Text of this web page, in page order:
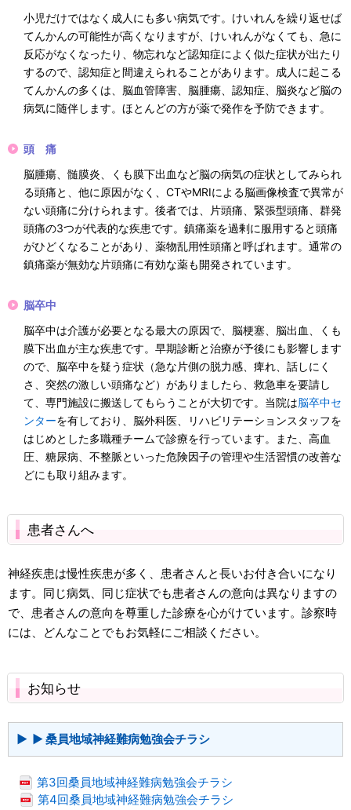
小児だけではなく成人にも多い病気です。けいれんを繰り返せば
てんかんの可能性が高くなりますが、けいれんがなくても、急に
反応がなくなったり、物忘れなど認知症によく似た症状が出たり
するので、認知症と間違えられることがあります。成人に起こる
てんかんの多くは、脳血管障害、脳腫瘍、認知症、脳炎など脳の
病気に随伴します。ほとんどの方が薬で発作を予防できます。
頭 痛
脳腫瘍、髄膜炎、くも膜下出血など脳の病気の症状としてみられ
る頭痛と、他に原因がなく、CTやMRIによる脳画像検査で異常が
ない頭痛に分けられます。後者では、片頭痛、緊張型頭痛、群発
頭痛の3つが代表的な疾患です。鎮痛薬を過剰に服用すると頭痛
がひどくなることがあり、薬物乱用性頭痛と呼ばれます。通常の
鎮痛薬が無効な片頭痛に有効な薬も開発されています。
脳卒中
脳卒中は介護が必要となる最大の原因で、脳梗塞、脳出血、くも
膜下出血が主な疾患です。早期診断と治療が予後にも影響します
ので、脳卒中を疑う症状（急な片側の脱力感、痺れ、話しにく
さ、突然の激しい頭痛など）がありましたら、救急車を要請し
て、専門施設に搬送してもらうことが大切です。当院は脳卒中セ
ンターを有しており、脳外科医、リハビリテーションスタッフを
はじめとした多職種チームで診療を行っています。また、高血
圧、糖尿病、不整脈といった危険因子の管理や生活習慣の改善な
どにも取り組みます。
患者さんへ
神経疾患は慢性疾患が多く、患者さんと長いお付き合いになり
ます。同じ病気、同じ症状でも患者さんの意向は異なりますの
で、患者さんの意向を尊重した診療を心がけています。診察時
には、どんなことでもお気軽にご相談ください。
お知らせ
▶ 桑員地域神経難病勉強会チラシ
第3回桑員地域神経難病勉強会チラシ
第4回桑員地域神経難病勉強会チラシ